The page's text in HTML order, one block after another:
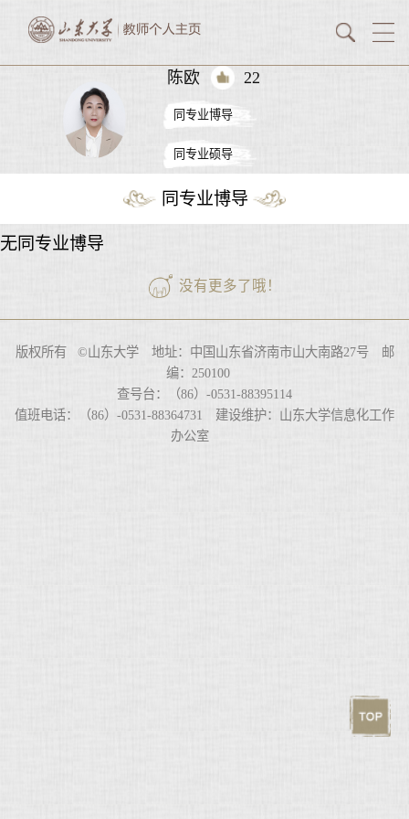
陈欧 22
同专业博导
同专业硕导
同专业博导
无同专业博导
没有更多了哦！
版权所有 ©山东大学 地址：中国山东省济南市山大南路27号 邮
编：250100
查号台：（86）-0531-88395114
值班电话：（86）-0531-88364731 建设维护：山东大学信息化工作
办公室